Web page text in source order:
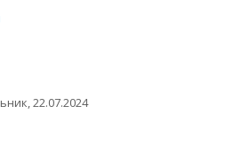
22.07.2024